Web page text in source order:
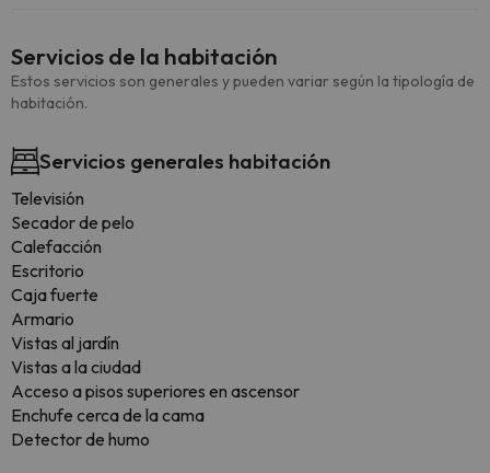
Servicios de la habitación
Estos servicios son generales y pueden variar según la tipología de
habitación.
Servicios generales habitación
Televisión
Secador de pelo
Calefacción
Escritorio
Caja fuerte
Armario
Vistas al jardín
Vistas a la ciudad
Acceso a pisos superiores en ascensor
Enchufe cerca de la cama
Detector de humo